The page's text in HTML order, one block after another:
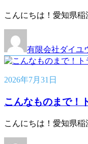
こんにちは！愛知県
有限会社ダイユ
2026年7月31日
こんなものまで！
こんにちは！愛知県